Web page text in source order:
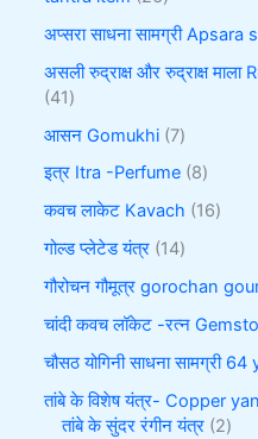
अप्सरा साधना सामग्री
असली रुद्राक्ष और रुद्राक्ष
41
आसन Gomukhi 7
इत्र Itra -Perfume 8
कवच लाकेट Kavach 16
गोल्ड प्लेटेड यंत्र 14
गौरोचन गौमूत्र gorochan
चांदी कवच लॉकेट -रत्न
चौसठ योगिनी साधना सामग्री
तांबे के विशेष यंत्र- Copper
तांबे के सुंदर रंगीन यंत्र 2